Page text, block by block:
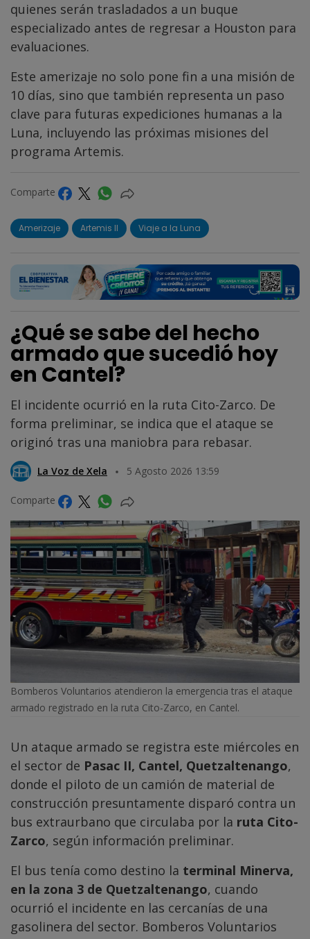
quienes serán trasladados a un buque
especializado antes de regresar a Houston para
evaluaciones.
Este amerizaje no solo pone fin a una misión de
10 días, sino que también representa un paso
clave para futuras expediciones humanas a la
Luna, incluyendo las próximas misiones del
programa Artemis.
Comparte
Amerizaje Artemis II Viaje a la Luna
¿Qué se sabe del hecho
armado que sucedió hoy
en Cantel?
El incidente ocurrió en la ruta Cito-Zarco. De
forma preliminar, se indica que el ataque se
originó tras una maniobra para rebasar.
La Voz de Xela 5 Agosto 2026 13:59
Comparte
Bomberos Voluntarios atendieron la emergencia tras el ataque
armado registrado en la ruta Cito-Zarco, en Cantel.
Un ataque armado se registra este miércoles en
el sector de Pasac II, Cantel, Quetzaltenango,
donde el piloto de un camión de material de
construcción presuntamente disparó contra un
bus extraurbano que circulaba por la ruta Cito-
Zarco, según información preliminar.
El bus tenía como destino la terminal Minerva,
en la zona 3 de Quetzaltenango, cuando
ocurrió el incidente en las cercanías de una
gasolinera del sector. Bomberos Voluntarios